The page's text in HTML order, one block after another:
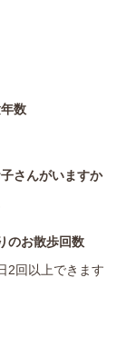
周りの人のため
いました。そん
犬や飼い主さ
るかもしれない
ぶつ先進国を目
ス、カニンヘン
ます。
数
さんがいますか
のお散歩回数
2回以上できます